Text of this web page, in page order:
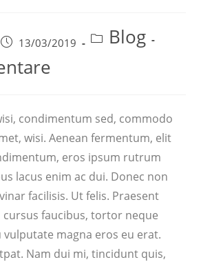
13/03/2019
Blog
condimentum sed, commodo
wisi. Aenean fermentum, elit
eros ipsum rutrum
lacus enim ac dui. Donec non
facilisis. Ut felis. Praesent
cursus faucibus, tortor neque
vulputate magna eros eu erat.
Nam dui mi, tincidunt quis,